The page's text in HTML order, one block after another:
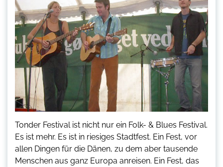
Tonder Festival ist nicht nur ein Folk- & Blues Festival.
Es ist mehr. Es ist in riesiges Stadtfest. Ein Fest, vor
allen Dingen für die Dänen, zu dem aber tausende
Menschen aus ganz Europa anreisen. Ein Fest, das